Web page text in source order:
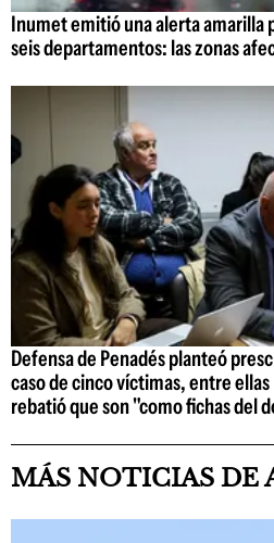
Inumet emitió una alerta amarilla
seis departamentos: las zonas
Defensa de Penadés planteó
caso de cinco víctimas, entre
rebatió que son "como fichas del
MÁS NOTICIAS DE